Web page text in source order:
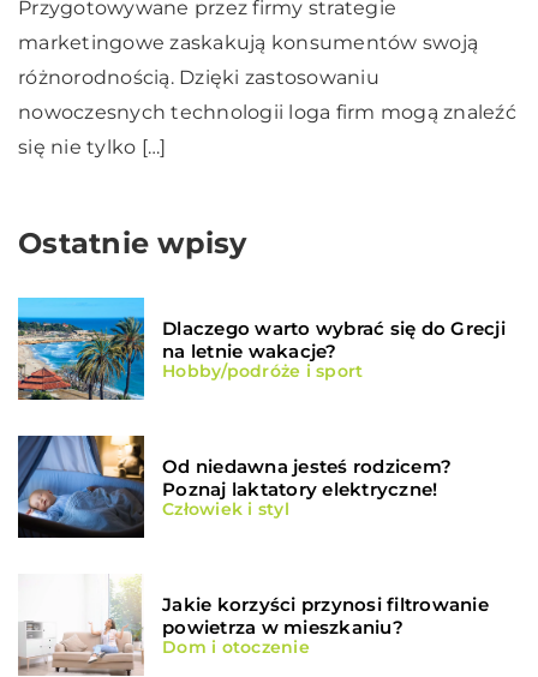
Przygotowywane przez firmy strategie
marketingowe zaskakują konsumentów swoją
różnorodnością. Dzięki zastosowaniu
nowoczesnych technologii loga firm mogą znaleźć
się nie tylko […]
Ostatnie wpisy
Dlaczego warto wybrać się do Grecji
na letnie wakacje?
Hobby/podróże i sport
Od niedawna jesteś rodzicem?
Poznaj laktatory elektryczne!
Człowiek i styl
Jakie korzyści przynosi filtrowanie
powietrza w mieszkaniu?
Dom i otoczenie